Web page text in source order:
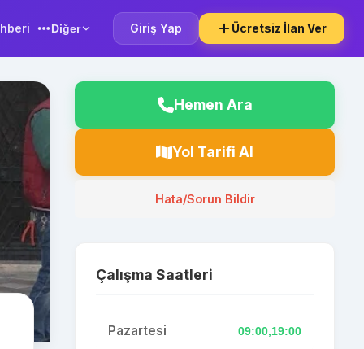
Diğer Giriş Yap Ücretsiz İlan Ver
Hemen Ara
Yol Tarifi Al
Hata/Sorun Bildir
Çalışma Saatleri
Pazartesi 09:00,19:00